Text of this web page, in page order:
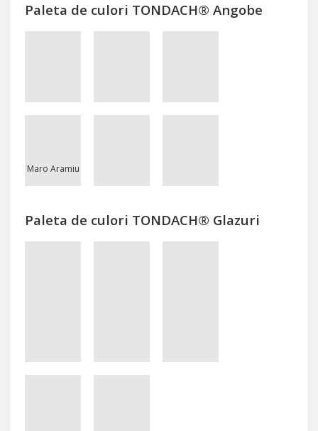
Paleta de culori TONDACH® Angobe
Maro Aramiu
Paleta de culori TONDACH® Glazuri